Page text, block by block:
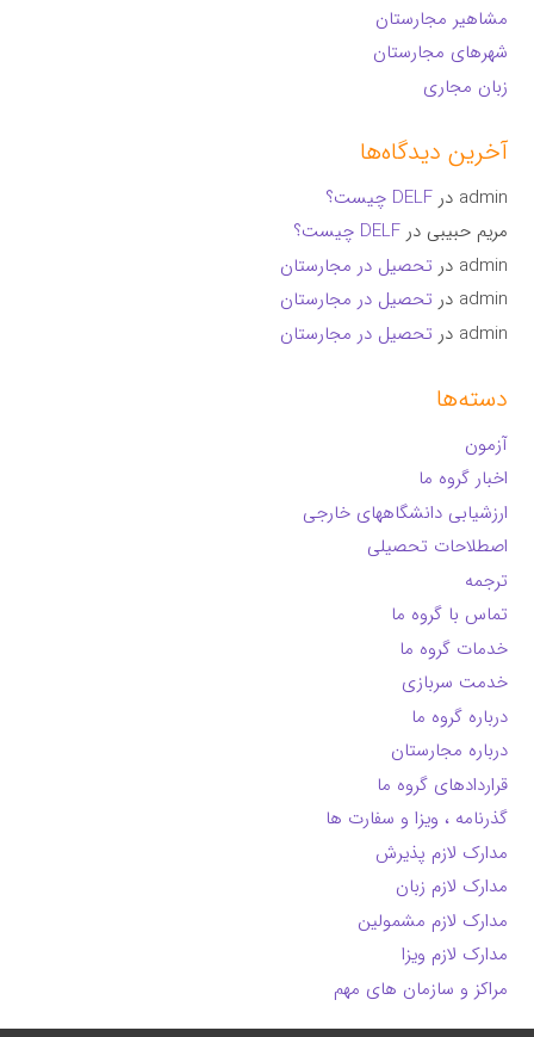
مشاهیر مجارستان
شهرهای مجارستان
زبان مجاری
آخرین دیدگاه‌ها
admin درDELF چیست؟
مریم حبیبی درDELF چیست؟
admin در تحصیل در مجارستان
admin در تحصیل در مجارستان
admin در تحصیل در مجارستان
دسته‌ها
آزمون
اخبار گروه ما
ارزشیابی دانشگاههای خارجی
اصطلاحات تحصیلی
ترجمه
تماس با گروه ما
خدمات گروه ما
خدمت سربازی
درباره گروه ما
درباره مجارستان
قراردادهای گروه ما
گذرنامه ، ویزا و سفارت ها
مدارک لازم پذیرش
مدارک لازم زبان
مدارک لازم مشمولین
مدارک لازم ویزا
مراکز و سازمان های مهم